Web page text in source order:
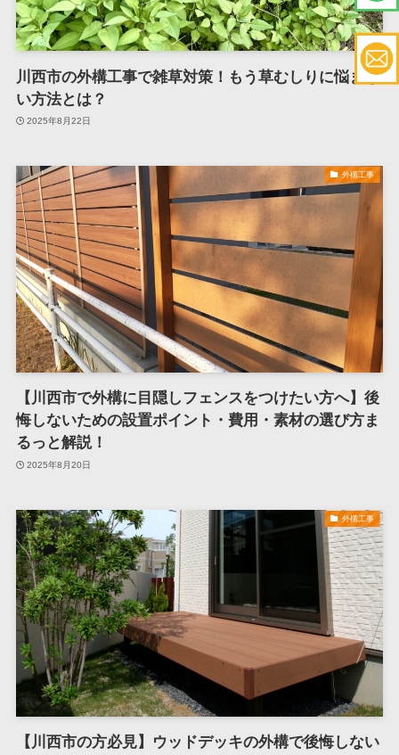
川西市の外構工事で雑草対策！もう草むしりに悩まな
い方法とは？
2025年8月22日
外構工事
【川西市で外構に目隠しフェンスをつけたい方へ】後
悔しないための設置ポイント・費用・素材の選び方ま
るっと解説！
2025年8月20日
外構工事
【川西市の方必見】ウッドデッキの外構で後悔しない